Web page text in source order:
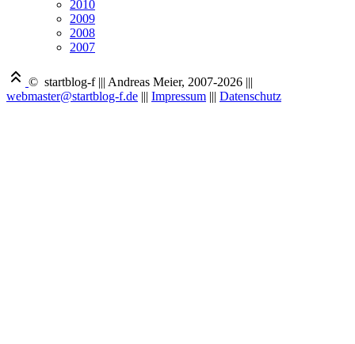
2010
2009
2008
2007
© startblog-f ||| Andreas Meier, 2007-2026 |||
webmaster@startblog-f.de ||| Impressum ||| Datenschutz